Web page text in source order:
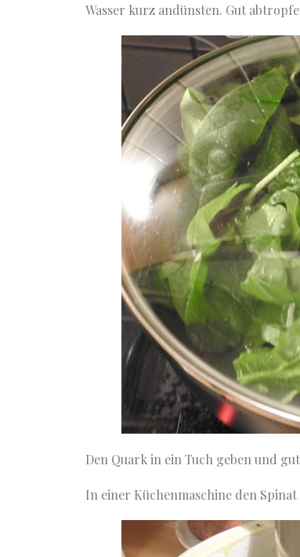
Wasser kurz andünsten. Gut
Den Quark in ein Tuch geben und
In einer Küchenmaschine den